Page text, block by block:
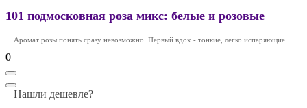
101 подмосковная роза микс: белые и розовые
Аромат розы понять сразу невозможно. Первый вдох - тонкие, легко испаряющие..
0
Нашли дешевле?